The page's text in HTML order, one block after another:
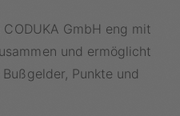
GmbH eng mit
und ermöglicht
Punkte und